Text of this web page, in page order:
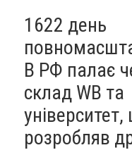
1622 день
В РФ палає
склад WB та
розробляв